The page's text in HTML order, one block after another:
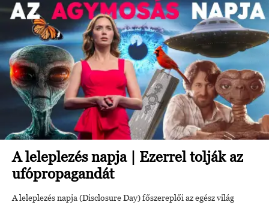
A leleplezés napja | Ezerrel tolják az
ufópropagandát
A leleplezés napja (Disclosure Day) főszereplői az egész világ